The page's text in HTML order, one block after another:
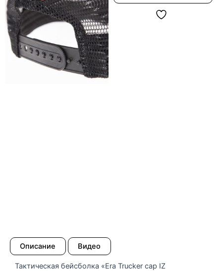
цвет
Описание Видео
Тактическая бейсболка «Era Trucker cap ΙΖ